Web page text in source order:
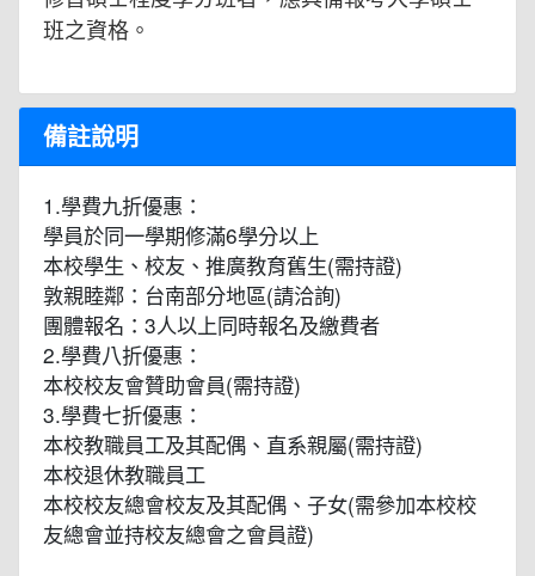
班之資格。
備註說明
1.學費九折優惠：
學員於同一學期修滿6學分以上
本校學生、校友、推廣教育舊生(需持證)
敦親睦鄰：台南部分地區(請洽詢)
團體報名：3人以上同時報名及繳費者
2.學費八折優惠：
本校校友會贊助會員(需持證)
3.學費七折優惠：
本校教職員工及其配偶、直系親屬(需持證)
本校退休教職員工
本校校友總會校友及其配偶、子女(需參加本校校
友總會並持校友總會之會員證)